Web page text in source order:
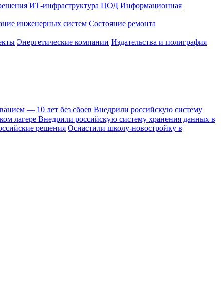
ИТ-инфраструктура ЦОД Информационная
инженерных систем Состояние ремонта
Энергетические компании Издательства и полиграфия
— 10 лет без сбоев Внедрили российскую систему
лагере Внедрили российскую систему хранения данных в
решения Оснастили школу-новостройку в